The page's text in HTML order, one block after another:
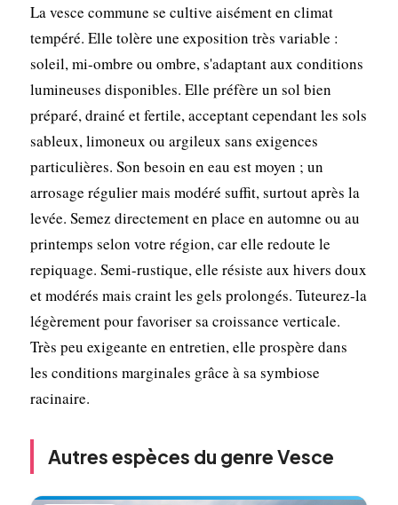
La vesce commune se cultive aisément en climat
tempéré. Elle tolère une exposition très variable :
soleil, mi-ombre ou ombre, s'adaptant aux conditions
lumineuses disponibles. Elle préfère un sol bien
préparé, drainé et fertile, acceptant cependant les sols
sableux, limoneux ou argileux sans exigences
particulières. Son besoin en eau est moyen ; un
arrosage régulier mais modéré suffit, surtout après la
levée. Semez directement en place en automne ou au
printemps selon votre région, car elle redoute le
repiquage. Semi-rustique, elle résiste aux hivers doux
et modérés mais craint les gels prolongés. Tuteurez-la
légèrement pour favoriser sa croissance verticale.
Très peu exigeante en entretien, elle prospère dans
les conditions marginales grâce à sa symbiose
racinaire.
Autres espèces du genre Vesce